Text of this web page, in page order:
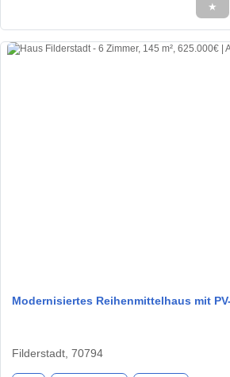
★
Modernisiertes Reihenmittelhaus mit
Filderstadt, 70794